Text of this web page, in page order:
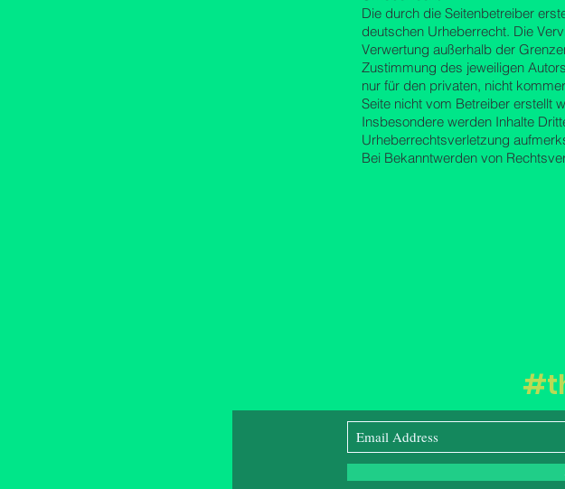
Die durch die Seitenbetreiber
deutschen Urheberrecht. Die
Verwertung außerhalb der
Zustimmung des jeweiligen
nur für den privaten, nicht
Seite nicht vom Betreiber erstellt
Insbesondere werden Inhalte
Urheberrechtsverletzung
Bei Bekanntwerden von